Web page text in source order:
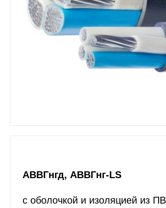
АВВГнгд, АВВГнг-LS
с оболочкой и изоляцией из